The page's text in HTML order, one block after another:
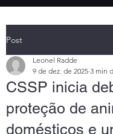
Post
CSSP inicia
proteção de
domésticos e
Leonel Radde
9 de dez. de 2025 3 min